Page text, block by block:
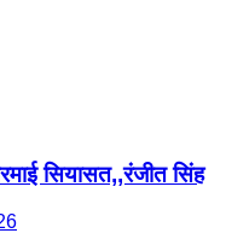
सियासत,,रंजीत सिंह